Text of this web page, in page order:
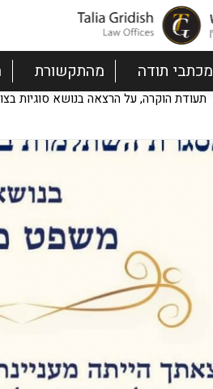
מכתבי תודה מהתקשורת
תעודת הוקרה, על הרצאה בנושא סוגיות